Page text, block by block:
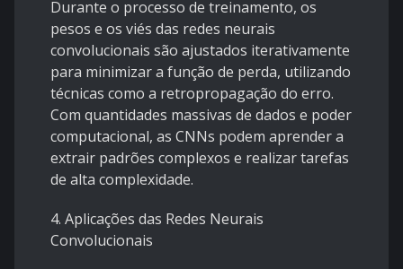
Durante o processo de treinamento, os
pesos e os viés das redes neurais
convolucionais são ajustados iterativamente
para minimizar a função de perda, utilizando
técnicas como a retropropagação do erro.
Com quantidades massivas de dados e poder
computacional, as CNNs podem aprender a
extrair padrões complexos e realizar tarefas
de alta complexidade.
4. Aplicações das Redes Neurais
Convolucionais